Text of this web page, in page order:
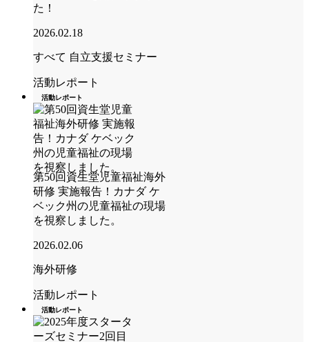
た！
2026.02.18
すべて 自立支援セミナー
活動レポート
活動レポート
第50回資生堂児童福祉海外
研修 実施報告！カナダ ケ
ベック州の児童福祉の現場
を視察しました。
2026.02.06
海外研修
活動レポート
活動レポート